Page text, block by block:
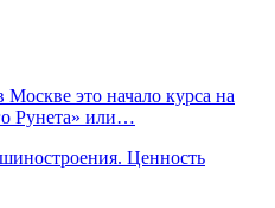
это начало курса на
Рунета» или…
Ценность